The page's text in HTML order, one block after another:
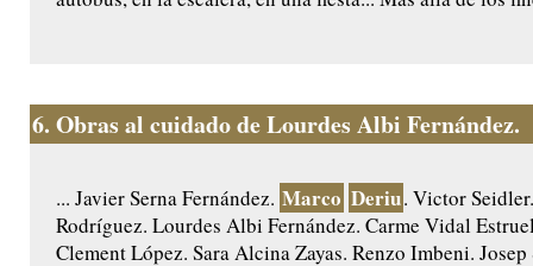
6. Obras al cuidado de Lourdes Albi Fernández.
... Javier Serna Fernández. Marco Deriu. Victor
Rodríguez. Lourdes Albi Fernández. Carme Vidal
Clement López. Sara Alcina Zayas. Renzo Imbeni. Josep